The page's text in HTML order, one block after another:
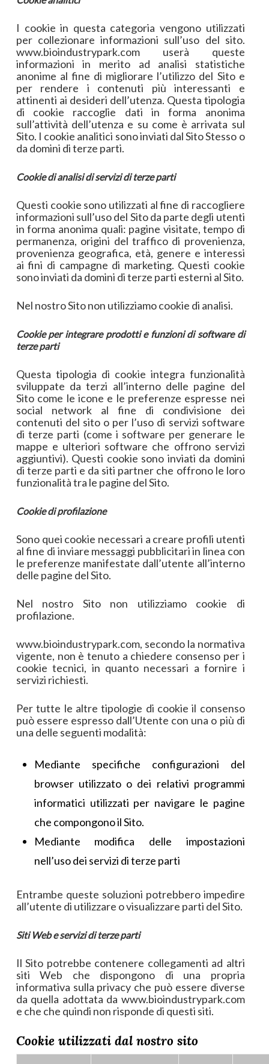
I cookie in questa categoria vengono utilizzati
per collezionare informazioni sull’uso del sito.
www.bioindustrypark.com userà queste
informazioni in merito ad analisi statistiche
anonime al fine di migliorare l’utilizzo del Sito e
per rendere i contenuti più interessanti e
attinenti ai desideri dell’utenza. Questa tipologia
di cookie raccoglie dati in forma anonima
sull’attività dell’utenza e su come è arrivata sul
Sito. I cookie analitici sono inviati dal Sito Stesso o
da domini di terze parti.
Cookie di analisi di servizi di terze parti
Questi cookie sono utilizzati al fine di raccogliere
informazioni sull’uso del Sito da parte degli utenti
in forma anonima quali: pagine visitate, tempo di
permanenza, origini del traffico di provenienza,
provenienza geografica, età, genere e interessi
ai fini di campagne di marketing. Questi cookie
sono inviati da domini di terze parti esterni al Sito.
Nel nostro Sito non utilizziamo cookie di analisi.
Cookie per integrare prodotti e funzioni di software di
terze parti
Questa tipologia di cookie integra funzionalità
sviluppate da terzi all’interno delle pagine del
Sito come le icone e le preferenze espresse nei
social network al fine di condivisione dei
contenuti del sito o per l’uso di servizi software
di terze parti (come i software per generare le
mappe e ulteriori software che offrono servizi
aggiuntivi). Questi cookie sono inviati da domini
di terze parti e da siti partner che offrono le loro
funzionalità tra le pagine del Sito.
Cookie di profilazione
Sono quei cookie necessari a creare profili utenti
al fine di inviare messaggi pubblicitari in linea con
le preferenze manifestate dall’utente all’interno
delle pagine del Sito.
Nel nostro Sito non utilizziamo cookie di
profilazione.
www.bioindustrypark.com, secondo la normativa
vigente, non è tenuto a chiedere consenso per i
cookie tecnici, in quanto necessari a fornire i
servizi richiesti.
Per tutte le altre tipologie di cookie il consenso
può essere espresso dall’Utente con una o più di
una delle seguenti modalità:
Mediante specifiche configurazioni del
browser utilizzato o dei relativi programmi
informatici utilizzati per navigare le pagine
che compongono il Sito.
Mediante modifica delle impostazioni
nell’uso dei servizi di terze parti
Entrambe queste soluzioni potrebbero impedire
all’utente di utilizzare o visualizzare parti del Sito.
Siti Web e servizi di terze parti
Il Sito potrebbe contenere collegamenti ad altri
siti Web che dispongono di una propria
informativa sulla privacy che può essere diverse
da quella adottata da www.bioindustrypark.com
e che che quindi non risponde di questi siti.
Cookie utilizzati dal nostro sito